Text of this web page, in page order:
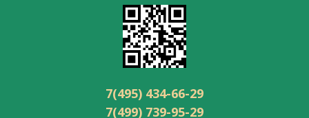
7(495) 434-66-29
7(499) 739-95-29